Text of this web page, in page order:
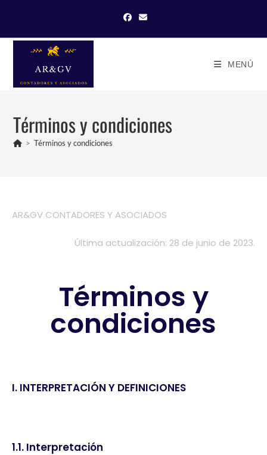
MENÚ
Términos y condiciones
> Términos y condiciones
AR&GV CONTADORES Y ASOCIADOS
Última actualización: 28 de junio de 2023.
Términos y
condiciones
I. INTERPRETACIÓN Y DEFINICIONES
1.1. Interpretación